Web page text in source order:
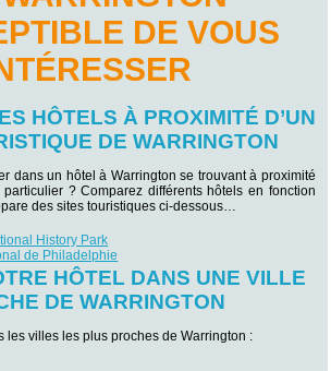
DE VOUS
HÔTELS À PROXIMITÉ D’UN
DE WARRINGTON
dans un hôtel à Warrington se trouvant à proximité
? Comparez différents hôtels en fonction
des sites touristiques ci-dessous…
History Park
de Philadelphie
HÔTEL DANS UNE VILLE
DE WARRINGTON
les villes les plus proches de Warrington :